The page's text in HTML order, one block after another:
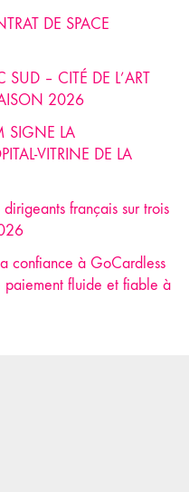
DE SPACE
– CITÉ DE L’ART
2026
SIGNE LA
VITRINE DE LA
français sur trois
confiance à GoCardless
fluide et fiable à